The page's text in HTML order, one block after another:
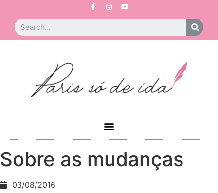
Sobre as mudanças
03/08/2016